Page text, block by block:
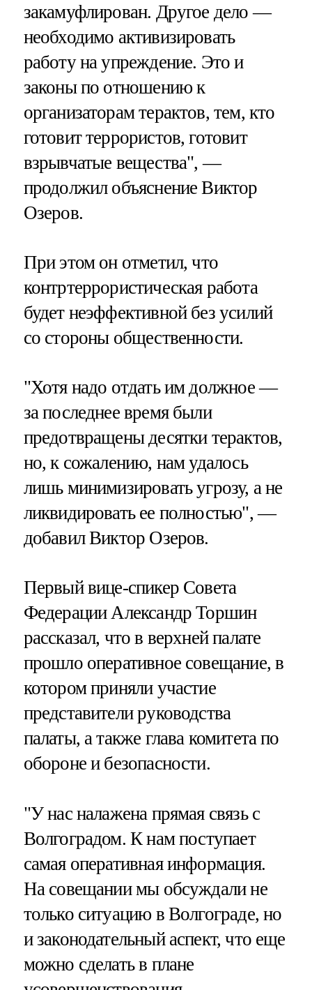
закамуфлирован. Другое дело —
необходимо активизировать
работу на упреждение. Это и
законы по отношению к
организаторам терактов, тем, кто
готовит террористов, готовит
взрывчатые вещества", —
продолжил объяснение Виктор
Озеров.
При этом он отметил, что
контртеррористическая работа
будет неэффективной без усилий
со стороны общественности.
"Хотя надо отдать им должное —
за последнее время были
предотвращены десятки терактов,
но, к сожалению, нам удалось
лишь минимизировать угрозу, а не
ликвидировать ее полностью", —
добавил Виктор Озеров.
Первый вице-спикер Совета
Федерации Александр Торшин
рассказал, что в верхней палате
прошло оперативное совещание, в
котором приняли участие
представители руководства
палаты, а также глава комитета по
обороне и безопасности.
"У нас налажена прямая связь с
Волгоградом. К нам поступает
самая оперативная информация.
На совещании мы обсуждали не
только ситуацию в Волгограде, но
и законодательный аспект, что еще
можно сделать в плане